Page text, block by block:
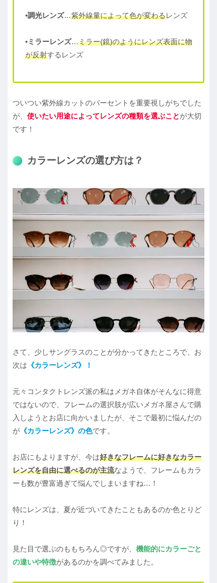
•調光レンズ…紫外線量によって色が変わるレンズ
•ミラーレンズ…ミラー(鏡)のようにレンズ表面に物
が反射するレンズ
ついつい紫外線カットのパーセントを重要視しがちでした
が、 使いたい用途によってレンズの種類を選ぶことが大切
です！
カラーレンズの選び方は？
さて、少しサングラスのことが分かってきたところで、お
次は 《カラーレンズ》！
元々コンタクトレンズ派の私はメガネ自体がそんなに得意
ではないので、フレームの選択肢が広いメガネ屋さんで購
入しようとお店に向かいましたが、そこで最初に悩んだの
が 《カラーレンズ》の色です。
お店にもよりますが、今は好きなフレームに好きなカラー
レンズを自由に選べるのが主流なようで、フレームもカラ
ーも数が豊富過ぎて悩んでしまいますね…！
特にレンズは、夏が近づいてきたこともあるのか色とりど
り！
見た目で選ぶのももちろん◎ですが、 機能的にカラーごと
の違いや特徴があるのかを調べてみました。